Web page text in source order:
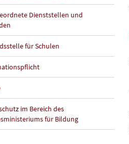
Dienststellen und
für Schulen
im Bereich des
für Bildung